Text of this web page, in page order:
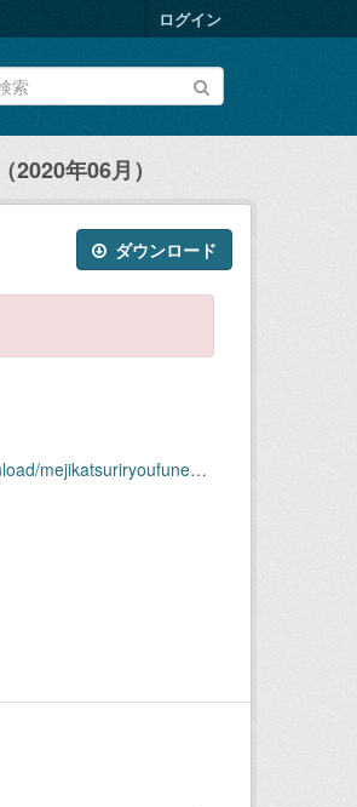
ログイン
年06月）
ダウンロード
06.zip